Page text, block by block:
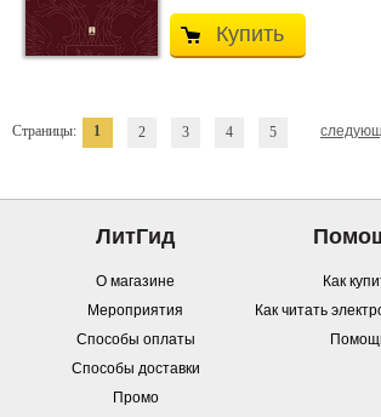
Купить
Страницы: 1 2 3 4 5
ЛитГид
О магазине
Мероприятия
Способы оплаты
Способы доставки
Промо
Как
Как читать